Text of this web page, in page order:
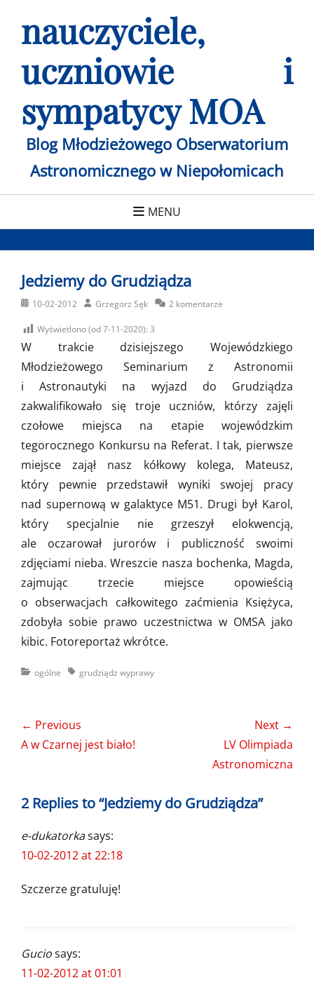
contentnauczyciele,
uczniowie i
sympatycy MOA
Blog Młodzieżowego Obserwatorium
Astronomicznego w Niepołomicach
MENU
Jedziemy do Grudziądza
Posted10-02-2012 Author
Grzegorz Sęk 2 komentarze
Wyświetlono (od 7-11-2020): 3
W trakcie dzisiejszego Wojewódzkiego
Młodzieżowego Seminarium z Astronomii
i Astronautyki na wyjazd do Grudziądza
zakwalifikowało się troje uczniów, którzy zajęli
czołowe miejsca na etapie wojewódzkim
tegorocznego Konkursu na Referat. I tak, pierwsze
miejsce zajął nasz kółkowy kolega, Mateusz,
który pewnie przedstawił wyniki swojej pracy
nad supernową w galaktyce M51. Drugi był Karol,
który specjalnie nie grzeszył elokwencją,
ale oczarował jurorów i publiczność swoimi
zdjęciami nieba. Wreszcie nasza bochenka, Magda,
zajmując trzecie miejsce opowieścią
o obserwacjach całkowitego zaćmienia Księżyca,
zdobyła sobie prawo uczestnictwa w OMSA jako
kibic. Fotoreportaż wkrótce.
Categories
ogólne Tagsgrudziądz wyprawy
Nawigacja
wpisu
← Previous
Previous
A w Czarnej jest biało!
Next →
LV Olimpiada
Astronomiczna
2 Replies to “Jedziemy do Grudziądza”
e-dukatorkasays:
10-02-2012 at 22:18
Szczerze gratuluję!
Guciosays:
11-02-2012 at 01:01